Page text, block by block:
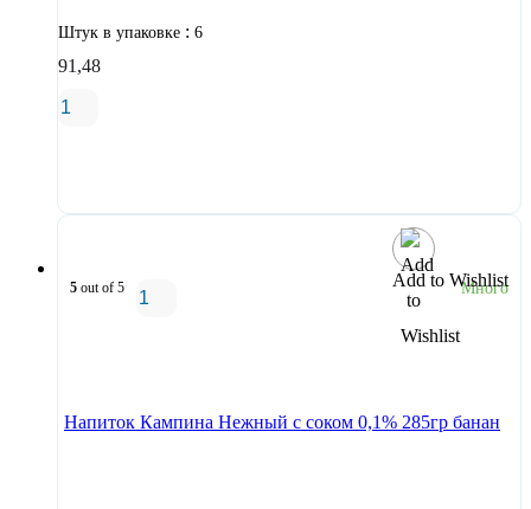
Штук в упаковке : 6
91,48
Add to Wishlist
5 out of 5 Много
Напиток Кампина Нежный с соком 0,1% 285гр банан